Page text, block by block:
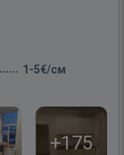
1-5€/см
+175